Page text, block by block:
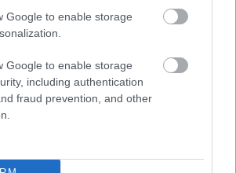
Google to enable storage
Google to enable storage
including authentication
fraud prevention, and other
ami jó dolog. Szerintem
őket. Végül aztán júliusban
az volt a prioritásom, hogy